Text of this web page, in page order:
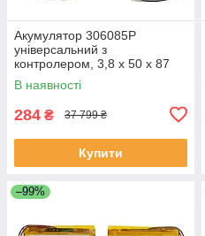
Акумулятор 306085P
універсальний з
контролером, 3,8 х 50 х 87
мм (1100 mAh)/ для
смартфона, планшета
В наявності
284 ₴ 37 799 ₴
Купити
–99%